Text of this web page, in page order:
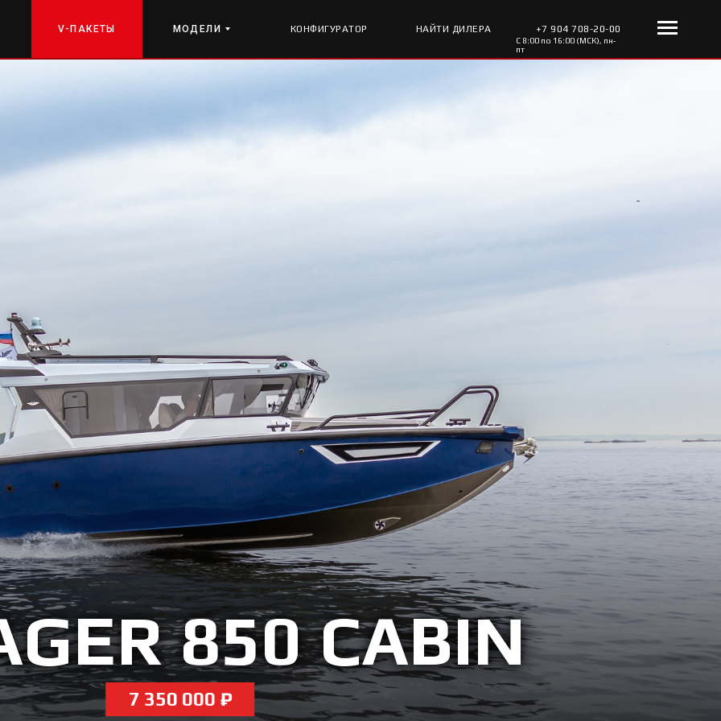
V-ПАКЕТЫ МОДЕЛИ КОНФИГУРАТОР НАЙТИ ДИЛЕРА +7 904 708-20-00
С 8:00 по 16:00 (МСК), пн-
пт
850 CABIN
7 350 000 ₽